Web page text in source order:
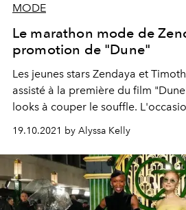
MODE
Le marathon mode de
promotion de "Dune"
Les jeunes stars Zendaya et
assisté à la première du film
looks à couper le souffle.
19.10.2021 by Alyssa Kelly